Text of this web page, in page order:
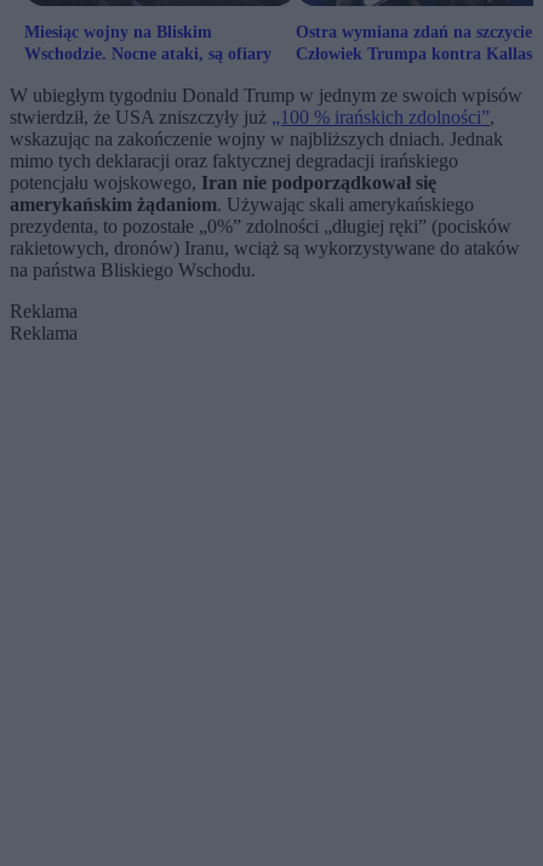
Miesiąc wojny na Bliskim
Wschodzie. Nocne ataki, są ofiary
Ostra wymiana zdań na szczycie
Człowiek Trumpa kontra Kallas
W ubiegłym tygodniu Donald Trump w jednym ze swoich wpisów
stwierdził, że USA zniszczyły już „100 % irańskich zdolności”,
wskazując na zakończenie wojny w najbliższych dniach. Jednak
mimo tych deklaracji oraz faktycznej degradacji irańskiego
potencjału wojskowego, Iran nie podporządkował się
amerykańskim żądaniom. Używając skali amerykańskiego
prezydenta, to pozostałe „0%” zdolności „długiej ręki” (pocisków
rakietowych, dronów) Iranu, wciąż są wykorzystywane do ataków
na państwa Bliskiego Wschodu.
Reklama
Reklama